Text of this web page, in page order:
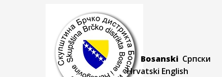
Bosanski Српски
Hrvatski English